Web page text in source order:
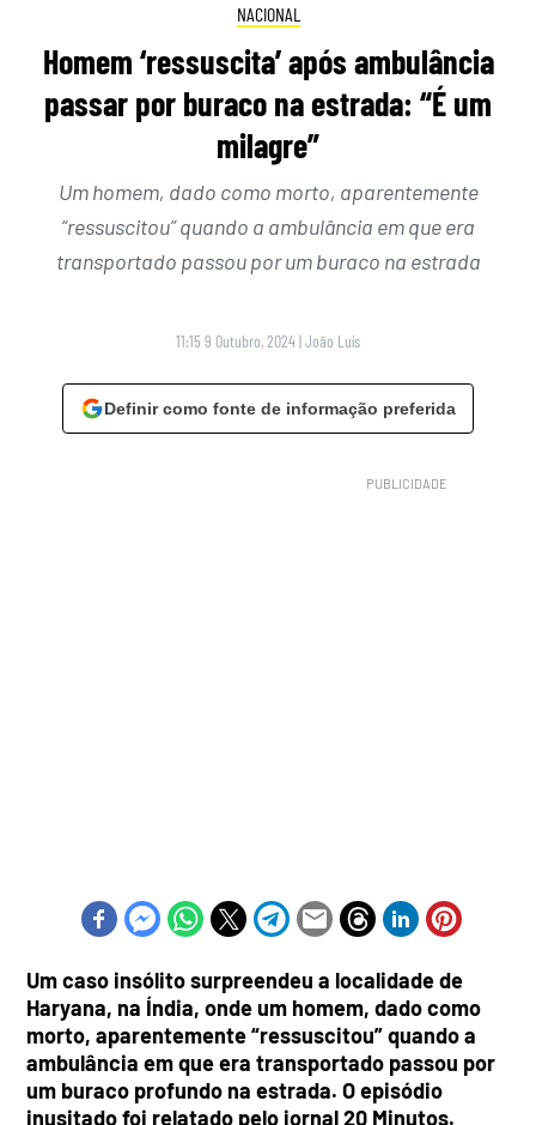
NACIONAL
Homem ‘ressuscita’ após ambulância
passar por buraco na estrada: “É um
milagre”
Um homem, dado como morto, aparentemente
“ressuscitou” quando a ambulância em que era
transportado passou por um buraco na estrada
11:15 9 Outubro, 2024|João Luís
Definir como fonte de informação preferida
Um caso insólito surpreendeu a localidade de
Haryana, na Índia, onde um homem, dado como
morto, aparentemente “ressuscitou” quando a
ambulância em que era transportado passou por
um buraco profundo na estrada. O episódio
inusitado foi relatado pelo jornal 20 Minutos.